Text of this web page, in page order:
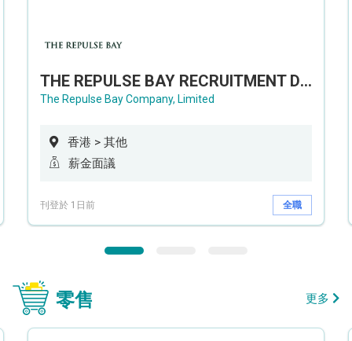
THE REPULSE BAY RECRUITMENT DAY 淺水灣影灣園人才招聘會
The Repulse Bay Company, Limited
香港 > 其他
薪金面議
刊登於 1日前 全職
零售 更多